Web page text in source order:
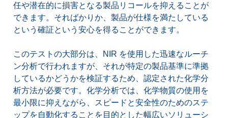
任や潜在的に損害となる製品リコールを抑えることが
できます。そればかりか、製品が仕様を満たしている
という確証という安心を得ることができます。
このテストの大部分は、NIR を使用した迅速なルーチ
ン分析で行われますが、それが特定の製品基準に準拠
しているかどうかを検証するため、認定された化学分
析方法が必要です。化学分析では、化学物質の使用を
最小限に抑えながら、スピードと安全性のためのステ
ップを自動化することを目的とした幅広いソリューシ